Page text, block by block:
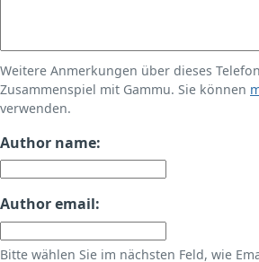
Weitere Anmerkungen über dieses
Zusammenspiel mit Gammu. Sie können
verwenden.
Author name:
Author email:
Bitte wählen Sie im nächsten Feld, wie